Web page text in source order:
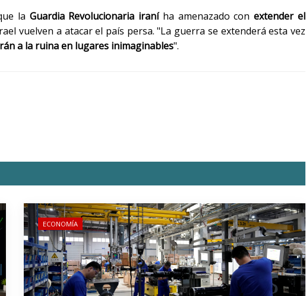
la Guardia Revolucionaria iraníha amenazado conextender el
vuelven a atacar el país persa. "La guerra se extenderá esta vez
a la ruina en lugares inimaginables".
ECONOMÍA